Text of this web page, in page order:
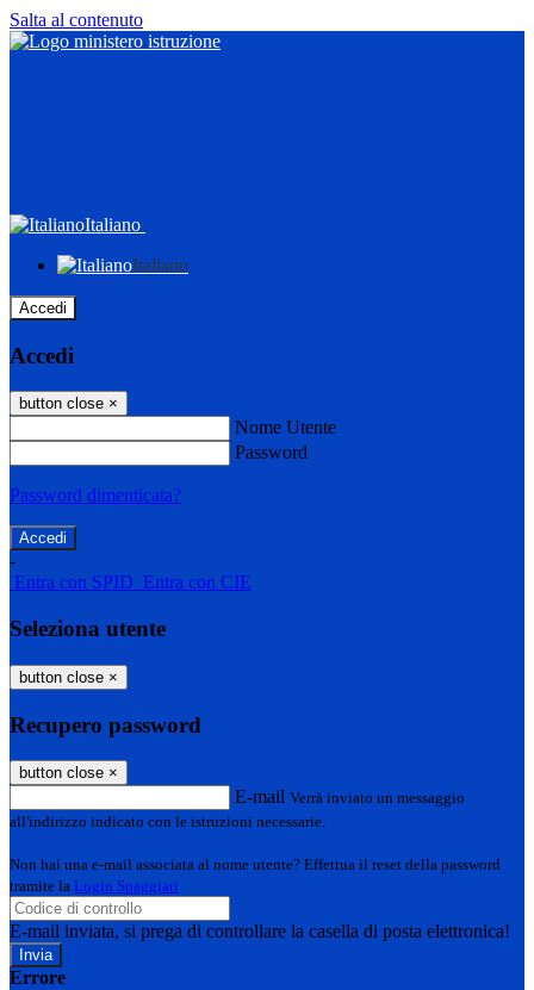
Salta al contenuto
Italiano
Italiano
Accedi
Accedi
button close ×
Nome Utente
Password
Password dimenticata?
-
Entra con SPID Entra con CIE
Seleziona utente
button close ×
Recupero password
button close ×
E-mail Verrà inviato un messaggio
all'indirizzo indicato con le istruzioni necessarie.
Non hai una e-mail associata al nome utente? Effettua il reset della password
tramite la Login Spaggiari
E-mail inviata, si prega di controllare la casella di posta elettronica!
Errore